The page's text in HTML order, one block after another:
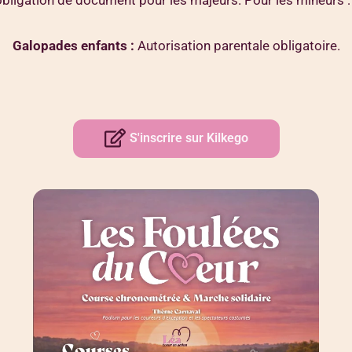
Galopades enfants : Autorisation parentale obligatoire.
S'inscrire sur Kilkego